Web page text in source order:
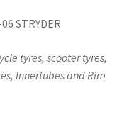
STRYDER
tyres, scooter tyres,
Innertubes and Rim